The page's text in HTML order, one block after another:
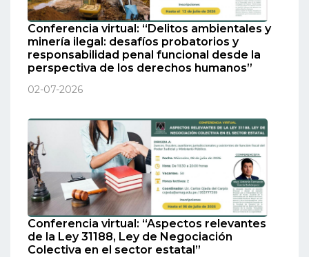
Conferencia virtual: “Delitos ambientales y
minería ilegal: desafíos probatorios y
responsabilidad penal funcional desde la
perspectiva de los derechos humanos”
02-07-2026
Conferencia virtual: “Aspectos relevantes
de la Ley 31188, Ley de Negociación
Colectiva en el sector estatal”